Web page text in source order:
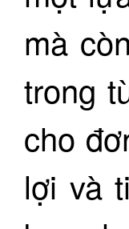
mà
trong
cho
lợi và